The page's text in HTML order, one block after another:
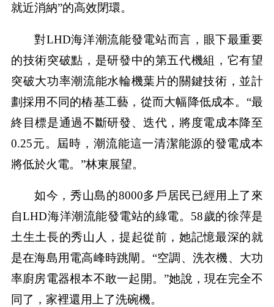
就近消納”的高效閉環。
對LHD海洋潮流能發電站而言，眼下最重要
的技術突破點，是研發中的第五代機組，它有望
突破大功率潮流能水輪機葉片的關鍵技術，並計
劃採用不同的樁基工藝，從而大幅降低成本。“最
終目標是通過不斷研發、迭代，將度電成本降至
0.25元。屆時，潮流能這一清潔能源的發電成本
將低於火電。”林東展望。
如今，秀山島的8000多戶居民已經用上了來
自LHD海洋潮流能發電站的綠電。58歲的徐萍是
土生土長的秀山人，提起從前，她記憶最深的就
是在海島用電高峰時跳閘。“空調、洗衣機、大功
率廚房電器根本不敢一起開。”她說，現在完全不
同了，家裡還用上了洗碗機。